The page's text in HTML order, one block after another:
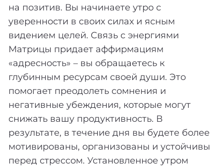
на позитив. Вы начинаете утро с
уверенности в своих силах и ясным
видением целей. Связь с энергиями
Матрицы придает аффирмациям
«адресность» – вы обращаетесь к
глубинным ресурсам своей души. Это
помогает преодолеть сомнения и
негативные убеждения, которые могут
снижать вашу продуктивность. В
результате, в течение дня вы будете более
мотивированы, организованы и устойчивы
перед стрессом. Установленное утром